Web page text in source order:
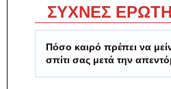
ΣΥΧΝΕΣ
Πόσο καιρό πρέπει να
σπίτι σας μετά την